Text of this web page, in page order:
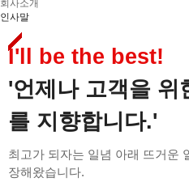
회사소개
인사말
I'll be the best!
'언제나 고객을 위
를 지향합니다.'
최고가 되자는 일념 아래 뜨거운
장해왔습니다.